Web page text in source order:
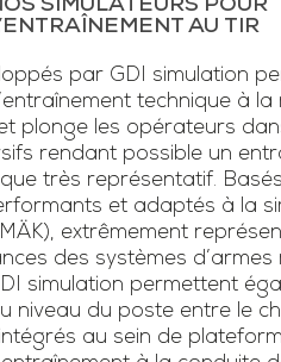
drone
voie
une simulation
l’usage de
voie »
SIMULATEURS POUR
AU TIR
par GDI simulation
technique à la
plonge les opérateurs
rendant possible un
très représentatif.
et adaptés à la
MÄK), extrêmement
des systèmes d’armes
simulation permettent
niveau du poste entre le
au sein de